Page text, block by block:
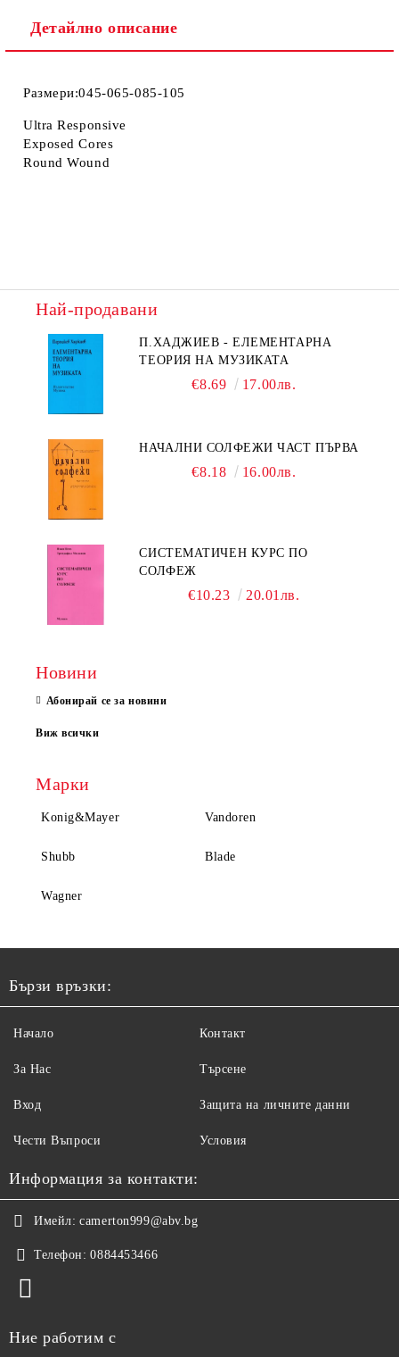
Детайлно описание
Размери:045-065-085-105
Ultra Responsive
Exposed Cores
Round Wound
Най-продавани
П.ХАДЖИЕВ - ЕЛЕМЕНТАРНА
ТЕОРИЯ НА МУЗИКАТА
€8.69 17.00лв.
НАЧАЛНИ СОЛФЕЖИ ЧАСТ ПЪРВА
€8.18 16.00лв.
СИСТЕМАТИЧЕН КУРС ПО
СОЛФЕЖ
€10.23 20.01лв.
Новини
Абонирай се за новини
Виж всички
Марки
Konig&Mayer Vandoren
Shubb Blade
Wagner
Бързи връзки:
Начало
За Нас
Вход
Чести Въпроси
Контакт
Търсене
Защита на личните данни
Условия
Информация за контакти:
Имейл: camerton999@abv.bg
Телефон: 0884453466
Ние работим с